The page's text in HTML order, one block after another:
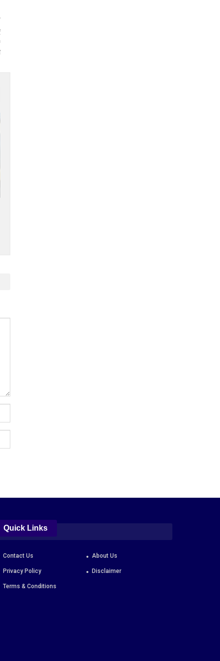
Quick Links
Contact Us About Us
Privacy Policy Disclaimer
Terms & Conditions